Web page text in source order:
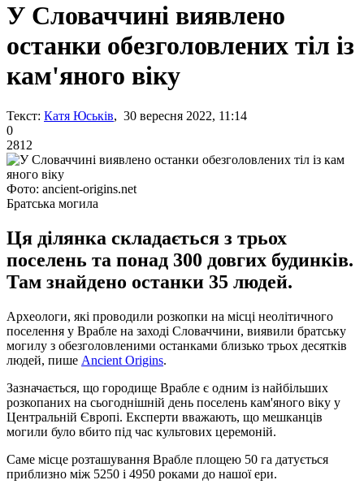
У Словаччині виявлено
останки обезголовлених тіл із
кам'яного віку
Текст: Катя Юськів, 30 вересня 2022, 11:14
0
2812
Фото: ancient-origins.net
Братська могила
Ця ділянка складається з трьох
поселень та понад 300 довгих будинків.
Там знайдено останки 35 людей.
Археологи, які проводили розкопки на місці неолітичного
поселення у Врабле на заході Словаччини, виявили братську
могилу з обезголовленими останками близько трьох десятків
людей, пише Аncient Оrigins.
Зазначається, що городище Врабле є одним із найбільших
розкопаних на сьогоднішній день поселень кам'яного віку у
Центральній Європі. Експерти вважають, що мешканців
могили було вбито під час культових церемоній.
Саме місце розташування Врабле площею 50 га датується
приблизно між 5250 і 4950 роками до нашої ери.